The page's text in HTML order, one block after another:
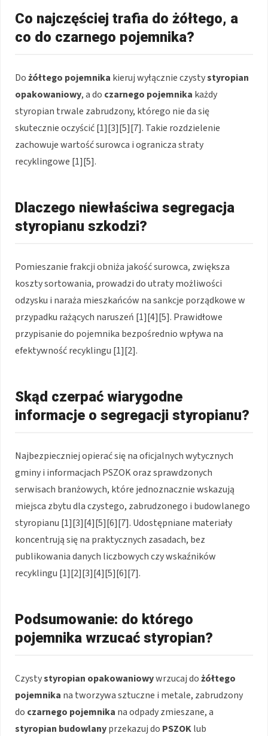
Co najczęściej trafia do żółtego, a
co do czarnego pojemnika?
Dożółtego pojemnika kieruj wyłącznie czystystyropian
opakowaniowy, a do czarnego pojemnika każdy
styropian trwale zabrudzony, którego nie da się
skutecznie oczyścić [1][3][5][7]. Takie rozdzielenie
zachowuje wartość surowca i ogranicza straty
recyklingowe [1][5].
Dlaczego niewłaściwa segregacja
styropianu szkodzi?
Pomieszanie frakcji obniża jakość surowca, zwiększa
koszty sortowania, prowadzi do utraty możliwości
odzysku i naraża mieszkańców na sankcje porządkowe w
przypadku rażących naruszeń [1][4][5]. Prawidłowe
przypisanie do pojemnika bezpośrednio wpływa na
efektywność recyklingu [1][2].
Skąd czerpać wiarygodne
informacje o segregacji styropianu?
Najbezpieczniej opierać się na oficjalnych wytycznych
gminy i informacjach PSZOK oraz sprawdzonych
serwisach branżowych, które jednoznacznie wskazują
miejsca zbytu dla czystego, zabrudzonego i budowlanego
styropianu [1][3][4][5][6][7]. Udostępniane materiały
koncentrują się na praktycznych zasadach, bez
publikowania danych liczbowych czy wskaźników
recyklingu [1][2][3][4][5][6][7].
Podsumowanie: do którego
pojemnika wrzucać styropian?
Czystystyropian opakowaniowywrzucaj dożółtego
pojemnika na tworzywa sztuczne i metale, zabrudzony
do czarnego pojemnika na odpady zmieszane, a
styropian budowlanyprzekazuj do PSZOKlub